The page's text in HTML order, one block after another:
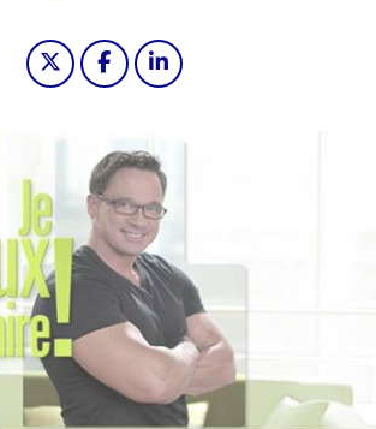
Partager "2023-04-07 06:30 - Je
Partager "2023-04-07